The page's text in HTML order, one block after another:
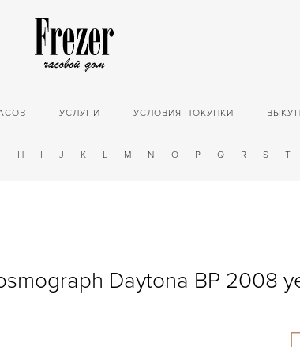
УСЛУГИ УСЛОВИЯ ПОКУПКИ ВЫКУП
H I J K L M N O P Q R S T
Daytona BP 2008